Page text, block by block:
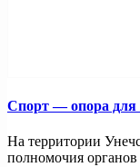
Спорт — опора для
На территории
полномочия органов